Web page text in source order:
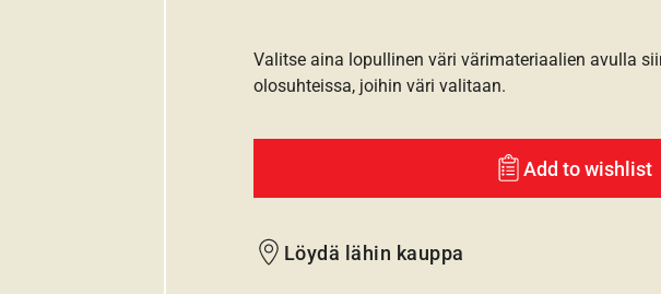
Valitse aina lopullinen väri värimateriaalien avulla
olosuhteissa, joihin väri valitaan.
Add to wishlist
Löydä lähin kauppa